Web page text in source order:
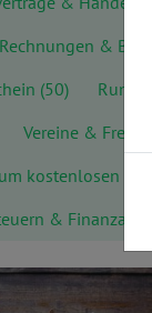
Rechnungen &
(50) Rund
Vereine & Freizeit
kostenlosen
& Finanzamt